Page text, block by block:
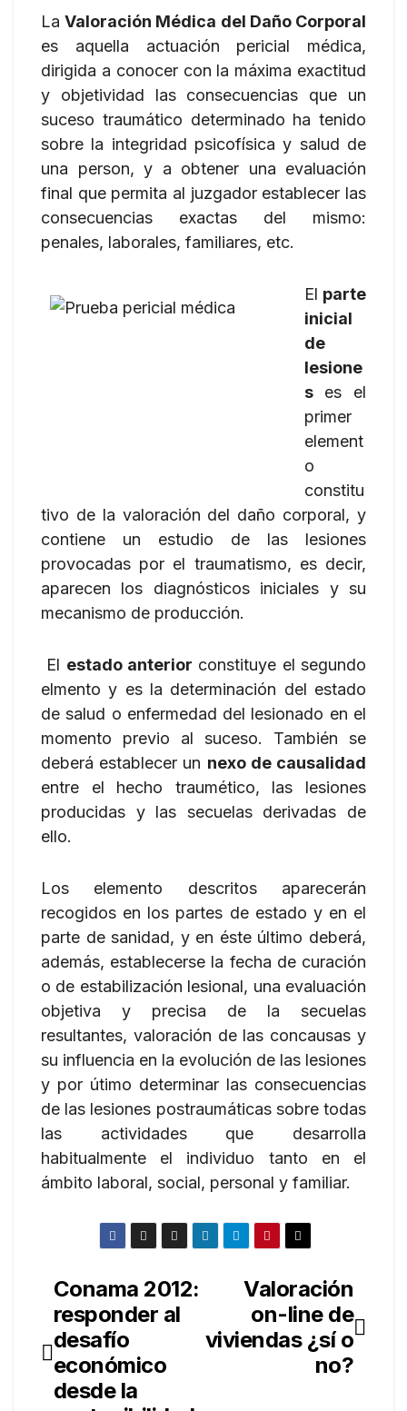
LaValoración Médica del Daño Corporal
es aquella actuación pericial médica,
dirigida a conocer con la máxima exactitud
y objetividad las consecuencias que un
suceso traumático determinado ha tenido
sobre la integridad psicofísica y salud de
una person, y a obtener una evaluación
final que permita al juzgador establecer las
consecuencias exactas del mismo:
penales, laborales, familiares, etc.
El parte
inicial
de
lesione
s es el
primer
element
o
constitu
tivo de la valoración del daño corporal, y
contiene un estudio de las lesiones
provocadas por el traumatismo, es decir,
aparecen los diagnósticos iniciales y su
mecanismo de producción.
El estado anterior constituye el segundo
elmento y es la determinación del estado
de salud o enfermedad del lesionado en el
momento previo al suceso. También se
deberá establecer un nexo de causalidad
entre el hecho traumético, las lesiones
producidas y las secuelas derivadas de
ello.
Los elemento descritos aparecerán
recogidos en los partes de estado y en el
parte de sanidad, y en éste último deberá,
además, establecerse la fecha de curación
o de estabilización lesional, una evaluación
objetiva y precisa de la secuelas
resultantes, valoración de las concausas y
su influencia en la evolución de las lesiones
y por útimo determinar las consecuencias
de las lesiones postraumáticas sobre todas
las actividades que desarrolla
habitualmente el individuo tanto en el
ámbito laboral, social, personal y familiar.
Navegación
de
entradas
Valoración
on-line de
viviendas ¿sí o
no?
Conama 2012:
responder al
desafío
económico
desde la